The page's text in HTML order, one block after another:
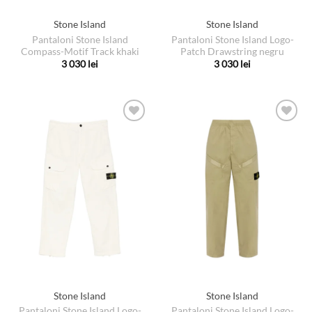
Stone Island
Pantaloni Stone Island
Compass-Motif Track khaki
3 030lei
Opțiunile
Stone Island
Pantaloni Stone Island Logo-
Patch Drawstring negru
3 030lei
mai
multe
variații.
Opțiunile
pot
fi
alese
în
pagina
produsului.
Stone Island
Stone Island